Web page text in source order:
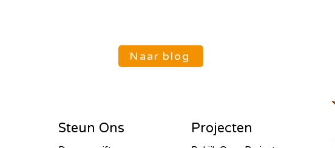
Naar blog
Steun Ons Projecten